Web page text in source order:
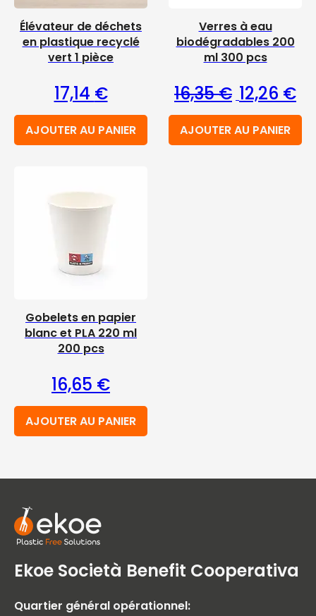
Élévateur de déchets
en plastique recyclé
vert 1 pièce
17,14 €
AJOUTER AU PANIER
Verres à eau
biodégradables 200
ml 300 pcs
16,35€ Le prix
12,26 €Le
AJOUTER AU PANIER
Gobelets en papier
blanc et PLA 220 ml
200 pcs
16,65 €
AJOUTER AU PANIER
Ekoe Società Benefit Cooperativa
Quartier général opérationnel: